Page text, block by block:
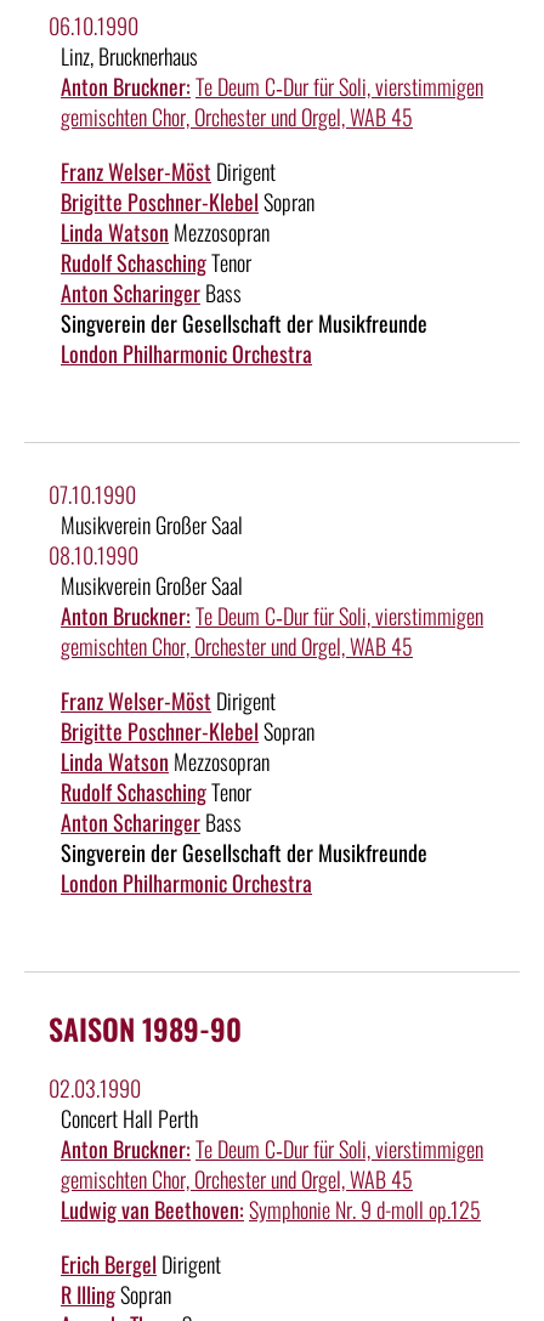
06.10.1990
Linz, Brucknerhaus
Anton Bruckner:Te Deum C‑Dur für Soli, vierstimmigen
gemischten Chor, Orchester und Orgel, WAB 45
Franz Welser-Möst Dirigent
Brigitte Poschner-KlebelSopran
Linda Watson Mezzosopran
Rudolf SchaschingTenor
Anton ScharingerBass
Singverein der Gesellschaft der Musikfreunde
London Philharmonic Orchestra
07.10.1990
Musikverein Großer Saal
08.10.1990
Musikverein Großer Saal
Anton Bruckner:Te Deum C‑Dur für Soli, vierstimmigen
gemischten Chor, Orchester und Orgel, WAB 45
Franz Welser-Möst Dirigent
Brigitte Poschner-KlebelSopran
Linda Watson Mezzosopran
Rudolf SchaschingTenor
Anton ScharingerBass
Singverein der Gesellschaft der Musikfreunde
London Philharmonic Orchestra
SAISON 1989-90
02.03.1990
Concert Hall Perth
Anton Bruckner:Te Deum C‑Dur für Soli, vierstimmigen
gemischten Chor, Orchester und Orgel, WAB 45
Ludwig van Beethoven:Symphonie Nr. 9 d-moll op.125
Erich Bergel Dirigent
R IllingSopran